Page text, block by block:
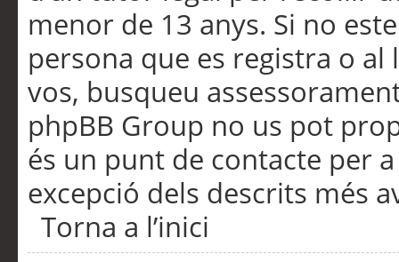
menor de 13 anys. Si no
persona que es registra o
vos, busqueu
phpBB Group no us pot
és un punt de contacte per
excepció dels descrits més
Torna a l’inici